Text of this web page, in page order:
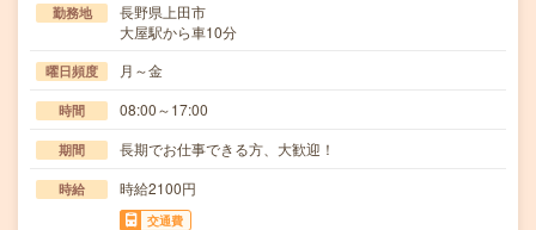
勤務地
長野県上田市
大屋駅から車10分
曜日頻度 月～金
時間 08:00～17:00
期間 長期でお仕事できる方、大歓迎！
時給 時給2100円
交通費